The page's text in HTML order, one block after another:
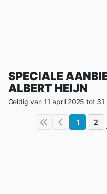
SPECIALE
ALBERT HEIJN
Geldig van 11 april 2025 tot
1 2